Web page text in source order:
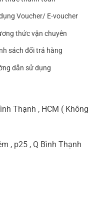
Voucher/ E-voucher
thức vận chuyên
sách đổi trả hàng
dẫn sử dụng
Thạnh , HCM ( Không
, p25 , Q Bình Thạnh